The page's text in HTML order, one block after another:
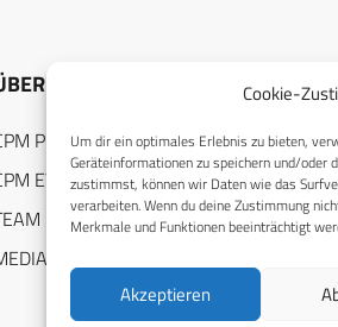
Cookie-
Um dir ein optimales Erlebnis zu bieten,
Geräteinformationen zu speichern und/oder
zustimmst, können wir Daten wie das
verarbeiten. Wenn du deine Zustimmung
Merkmale und Funktionen beeinträchtigt
Akzeptieren
UNS
PUBLICATIONS
EVENTS
AGB